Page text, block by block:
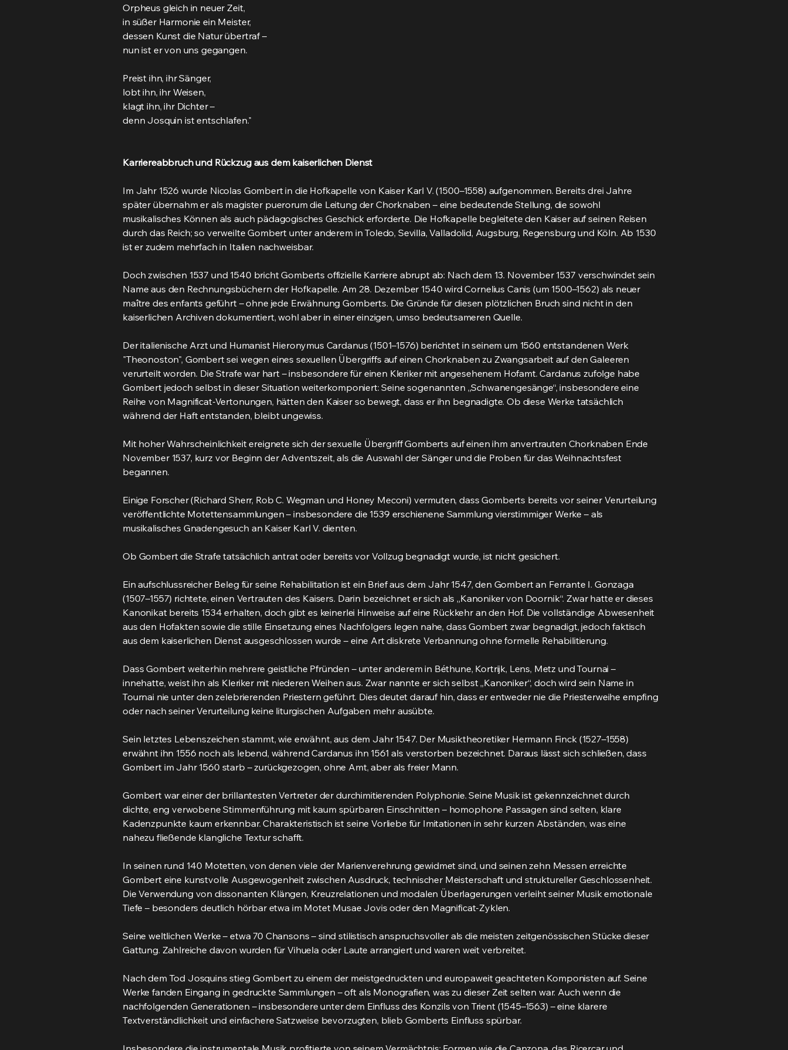
Orpheus gleich in neuer Zeit,
in süßer Harmonie ein Meister,
dessen Kunst die Natur übertraf –
nun ist er von uns gegangen.
Preist ihn, ihr Sänger,
lobt ihn, ihr Weisen,
klagt ihn, ihr Dichter –
denn Josquin ist entschlafen."
Karriereabbruch und Rückzug aus dem kaiserlichen Dienst
Im Jahr 1526 wurde Nicolas Gombert in die Hofkapelle von Kaiser Karl V. (1500–1558) aufgenommen. Bereits drei Jahre
später übernahm er als magister puerorum die Leitung der Chorknaben – eine bedeutende Stellung, die sowohl
musikalisches Können als auch pädagogisches Geschick erforderte. Die Hofkapelle begleitete den Kaiser auf seinen Reisen
durch das Reich; so verweilte Gombert unter anderem in Toledo, Sevilla, Valladolid, Augsburg, Regensburg und Köln. Ab 1530
ist er zudem mehrfach in Italien nachweisbar.
Doch zwischen 1537 und 1540 bricht Gomberts offizielle Karriere abrupt ab: Nach dem 13. November 1537 verschwindet sein
Name aus den Rechnungsbüchern der Hofkapelle. Am 28. Dezember 1540 wird Cornelius Canis (um 1500–1562) als neuer
maître des enfants geführt – ohne jede Erwähnung Gomberts. Die Gründe für diesen plötzlichen Bruch sind nicht in den
kaiserlichen Archiven dokumentiert, wohl aber in einer einzigen, umso bedeutsameren Quelle.
Der italienische Arzt und Humanist Hieronymus Cardanus (1501–1576) berichtet in seinem um 1560 entstandenen Werk
"Theonoston", Gombert sei wegen eines sexuellen Übergriffs auf einen Chorknaben zu Zwangsarbeit auf den Galeeren
verurteilt worden. Die Strafe war hart – insbesondere für einen Kleriker mit angesehenem Hofamt. Cardanus zufolge habe
Gombert jedoch selbst in dieser Situation weiterkomponiert: Seine sogenannten „Schwanengesänge“, insbesondere eine
Reihe von Magnificat-Vertonungen, hätten den Kaiser so bewegt, dass er ihn begnadigte. Ob diese Werke tatsächlich
während der Haft entstanden, bleibt ungewiss.
Mit hoher Wahrscheinlichkeit ereignete sich der sexuelle Übergriff Gomberts auf einen ihm anvertrauten Chorknaben Ende
November 1537, kurz vor Beginn der Adventszeit, als die Auswahl der Sänger und die Proben für das Weihnachtsfest
begannen.
Einige Forscher (Richard Sherr, Rob C. Wegman und Honey Meconi) vermuten, dass Gomberts bereits vor seiner Verurteilung
veröffentlichte Motettensammlungen – insbesondere die 1539 erschienene Sammlung vierstimmiger Werke – als
musikalisches Gnadengesuch an Kaiser Karl V. dienten.
Ob Gombert die Strafe tatsächlich antrat oder bereits vor Vollzug begnadigt wurde, ist nicht gesichert.
Ein aufschlussreicher Beleg für seine Rehabilitation ist ein Brief aus dem Jahr 1547, den Gombert an Ferrante I. Gonzaga
(1507–1557) richtete, einen Vertrauten des Kaisers. Darin bezeichnet er sich als „Kanoniker von Doornik“. Zwar hatte er dieses
Kanonikat bereits 1534 erhalten, doch gibt es keinerlei Hinweise auf eine Rückkehr an den Hof. Die vollständige Abwesenheit
aus den Hofakten sowie die stille Einsetzung eines Nachfolgers legen nahe, dass Gombert zwar begnadigt, jedoch faktisch
aus dem kaiserlichen Dienst ausgeschlossen wurde – eine Art diskrete Verbannung ohne formelle Rehabilitierung.
Dass Gombert weiterhin mehrere geistliche Pfründen – unter anderem in Béthune, Kortrijk, Lens, Metz und Tournai –
innehatte, weist ihn als Kleriker mit niederen Weihen aus. Zwar nannte er sich selbst „Kanoniker“, doch wird sein Name in
Tournai nie unter den zelebrierenden Priestern geführt. Dies deutet darauf hin, dass er entweder nie die Priesterweihe empfing
oder nach seiner Verurteilung keine liturgischen Aufgaben mehr ausübte.
Sein letztes Lebenszeichen stammt, wie erwähnt, aus dem Jahr 1547. Der Musiktheoretiker Hermann Finck (1527–1558)
erwähnt ihn 1556 noch als lebend, während Cardanus ihn 1561 als verstorben bezeichnet. Daraus lässt sich schließen, dass
Gombert im Jahr 1560 starb – zurückgezogen, ohne Amt, aber als freier Mann.
Gombert war einer der brillantesten Vertreter der durchimitierenden Polyphonie. Seine Musik ist gekennzeichnet durch
dichte, eng verwobene Stimmenführung mit kaum spürbaren Einschnitten – homophone Passagen sind selten, klare
Kadenzpunkte kaum erkennbar. Charakteristisch ist seine Vorliebe für Imitationen in sehr kurzen Abständen, was eine
nahezu fließende klangliche Textur schafft.
In seinen rund 140 Motetten, von denen viele der Marienverehrung gewidmet sind, und seinen zehn Messen erreichte
Gombert eine kunstvolle Ausgewogenheit zwischen Ausdruck, technischer Meisterschaft und struktureller Geschlossenheit.
Die Verwendung von dissonanten Klängen, Kreuzrelationen und modalen Überlagerungen verleiht seiner Musik emotionale
Tiefe – besonders deutlich hörbar etwa im Motet Musae Jovis oder den Magnificat-Zyklen.
Seine weltlichen Werke – etwa 70 Chansons – sind stilistisch anspruchsvoller als die meisten zeitgenössischen Stücke dieser
Gattung. Zahlreiche davon wurden für Vihuela oder Laute arrangiert und waren weit verbreitet.
Nach dem Tod Josquins stieg Gombert zu einem der meistgedruckten und europaweit geachteten Komponisten auf. Seine
Werke fanden Eingang in gedruckte Sammlungen – oft als Monografien, was zu dieser Zeit selten war. Auch wenn die
nachfolgenden Generationen – insbesondere unter dem Einfluss des Konzils von Trient (1545–1563) – eine klarere
Textverständlichkeit und einfachere Satzweise bevorzugten, blieb Gomberts Einfluss spürbar.